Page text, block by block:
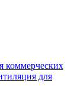
коммерческих
для